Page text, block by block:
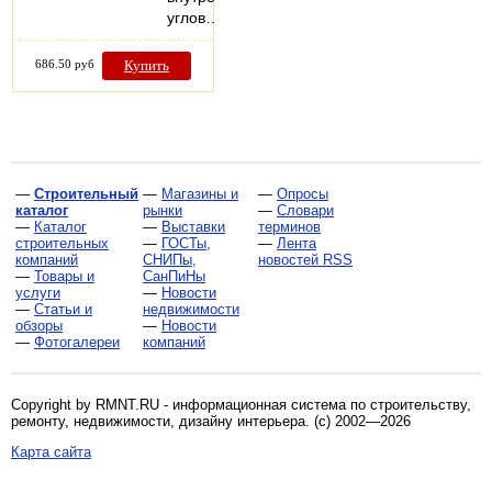
углов…
686.50 руб Купить
— Строительный
каталог
— Каталог
строительных
компаний
— Товары и
услуги
— Статьи и
обзоры
— Фотогалереи
— Магазины и
рынки
— Выставки
— ГОСТы,
СНИПы,
СанПиНы
— Новости
недвижимости
— Новости
компаний
— Опросы
— Словари
терминов
— Лента
новостей RSS
Copyright by RMNT.RU - информационная система по строительству,
ремонту, недвижимости, дизайну интерьера . (c) 2002—2026
Карта сайта